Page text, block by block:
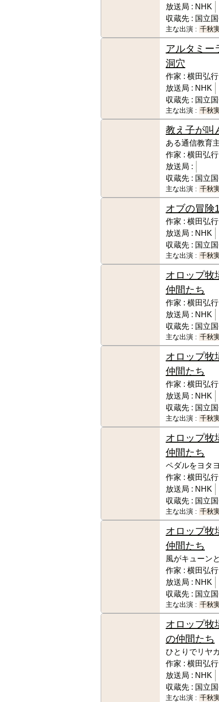
放送局 : NHK
収蔵先 : 国立
主な出演 : 千秋
アルタミー
洞穴
作家 : 横田弘行
放送局 : NHK
収蔵先 : 国立
主な出演 : 千秋
教え子が叫
ある通信教育
作家 : 横田弘行
放送局 :
収蔵先 : 国立
主な出演 : 千秋
オブの冒険
作家 : 横田弘行
放送局 : NHK
収蔵先 : 国立
主な出演 : 千秋
オロップ牧
仲間たち
作家 : 横田弘行
放送局 : NHK
収蔵先 : 国立
主な出演 : 千秋
オロップ牧
仲間たち
作家 : 横田弘行
放送局 : NHK
収蔵先 : 国立
主な出演 : 千秋
オロップ牧
仲間たち
ペダルをヨタ
作家 : 横田弘行
放送局 : NHK
収蔵先 : 国立
主な出演 : 千秋
オロップ牧
仲間たち
風がキューン
作家 : 横田弘行
放送局 : NHK
収蔵先 : 国立
主な出演 : 千秋
オロップ牧
の仲間たち
ひとりでリヤ
作家 : 横田弘行
放送局 : NHK
収蔵先 : 国立
主な出演 : 千秋